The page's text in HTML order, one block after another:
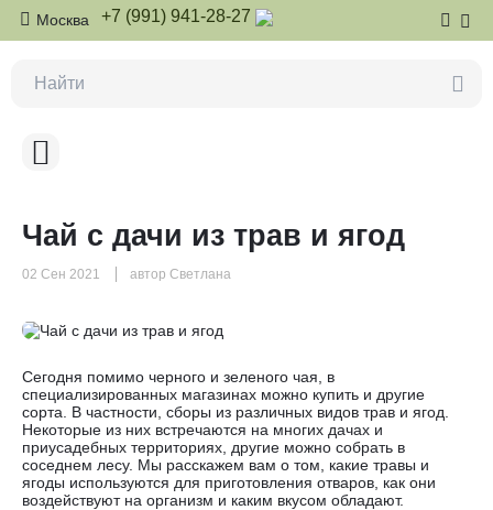
Москва +7 (991) 941-28-27
Чай с дачи из трав и ягод
02 Сен 2021 автор Светлана
Сегодня помимо черного и зеленого чая, в
специализированных магазинах можно купить и другие
сорта. В частности, сборы из различных видов трав и ягод.
Некоторые из них встречаются на многих дачах и
приусадебных территориях, другие можно собрать в
соседнем лесу. Мы расскажем вам о том, какие травы и
ягоды используются для приготовления отваров, как они
воздействуют на организм и каким вкусом обладают.